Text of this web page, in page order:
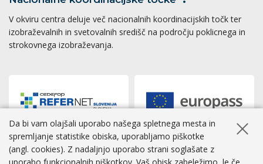
V okviru centra deluje več nacionalnih koordinacijskih točk ter
izobraževalnih in svetovalnih središč na področju poklicnega in
strokovnega izobraževanja.
Dostopnost|Zasebnost|Piškotki
Skrij
Da bi vam olajšali uporabo našega spletnega mesta in
spremljanje statistike obiska, uporabljamo piškotke
(angl. cookies). Z nadaljnjo uporabo strani soglašate z